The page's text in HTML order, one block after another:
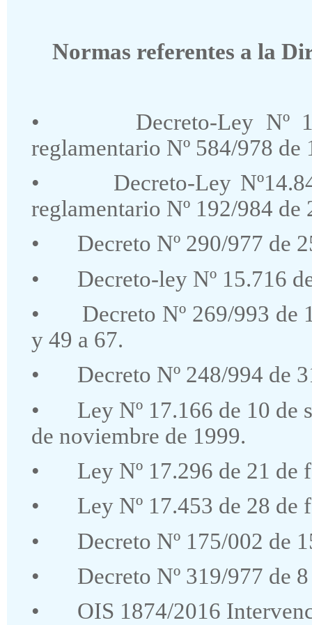
Normas referentes a la
•
Decreto-Ley Nº
reglamentario Nº 584/978 de
•
Decreto-Ley
reglamentario Nº 192/984 de
•
Decreto Nº 290/977 de
•
Decreto-ley Nº 15.716
•
Decreto Nº 269/993
y 49 a 67.
•
Decreto Nº 248/994 de
•
Ley Nº 17.166 de 10 de
de noviembre de 1999.
•
Ley Nº 17.296 de 21
•
Ley Nº 17.453 de 28
•
Decreto Nº 175/002 de
•
Decreto Nº 319/977 de
•
OIS 1874/2016